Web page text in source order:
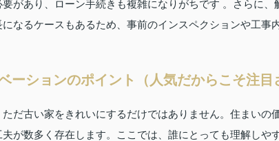
があり、ローン手続きも複雑になりがちです 。さらに
なるケースもあるため、事前のインスペクションや工事
ーションのポイント（人気だからこそ注目
だ古い家をきれいにするだけではありません。住まいの
が数多く存在します。ここでは、誰にとっても理解しや